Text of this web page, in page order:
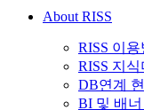
About RISS
RISS 이용
RISS 지식
DB연계
BI 및 배